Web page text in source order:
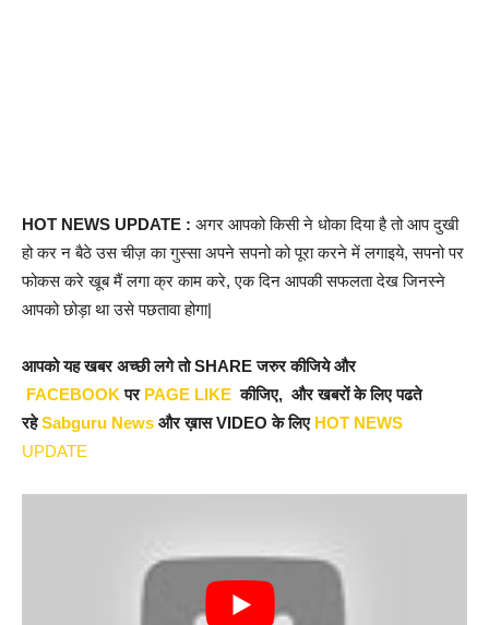
HOT NEWS UPDATE : अगर आपको किसी ने धोका दिया है तो आप दुखी
हो कर न बैठे उस चीज़ का गुस्सा अपने सपनो को पूरा करने में लगाइये, सपनो पर
फोकस करे खूब मैं लगा क्र काम करे, एक दिन आपकी सफलता देख जिनस्ने
आपको छोड़ा था उसे पछतावा होगा|
आपको यह खबर अच्छी लगे तो SHARE जरुर कीजिये और
FACEBOOKपर PAGE LIKE कीजिए, और खबरों के लिए पढते
रहेSabguru News और ख़ास VIDEO के लिए HOT NEWS
UPDATE